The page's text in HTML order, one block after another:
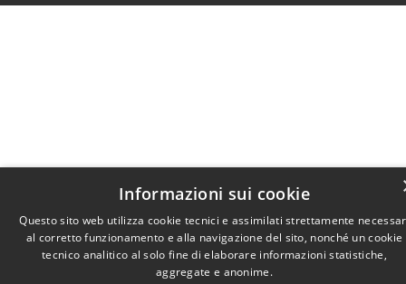
Informazioni sui cookie
Questo sito web utilizza cookie tecnici e assimilati strettamente
al corretto funzionamento e alla navigazione del sito, nonché un cookie
tecnico analitico al solo fine di elaborare informazioni statistiche,
aggregate e anonime.